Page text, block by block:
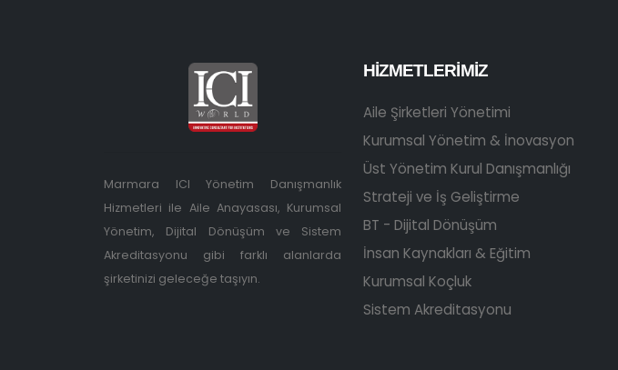
Marmara ICI Yönetim Danışmanlık
Hizmetleri ile Aile Anayasası, Kurumsal
Yönetim, Dijital Dönüşüm ve Sistem
Akreditasyonu gibi farklı alanlarda
şirketinizi geleceğe taşıyın.
HIZMETLERIMIZ
Aile Şirketleri Yönetimi
Kurumsal Yönetim & İnovasyon
Üst Yönetim Kurul Danışmanlığı
Strateji ve İş Geliştirme
BT - Dijital Dönüşüm
İnsan Kaynakları & Eğitim
Kurumsal Koçluk
Sistem Akreditasyonu